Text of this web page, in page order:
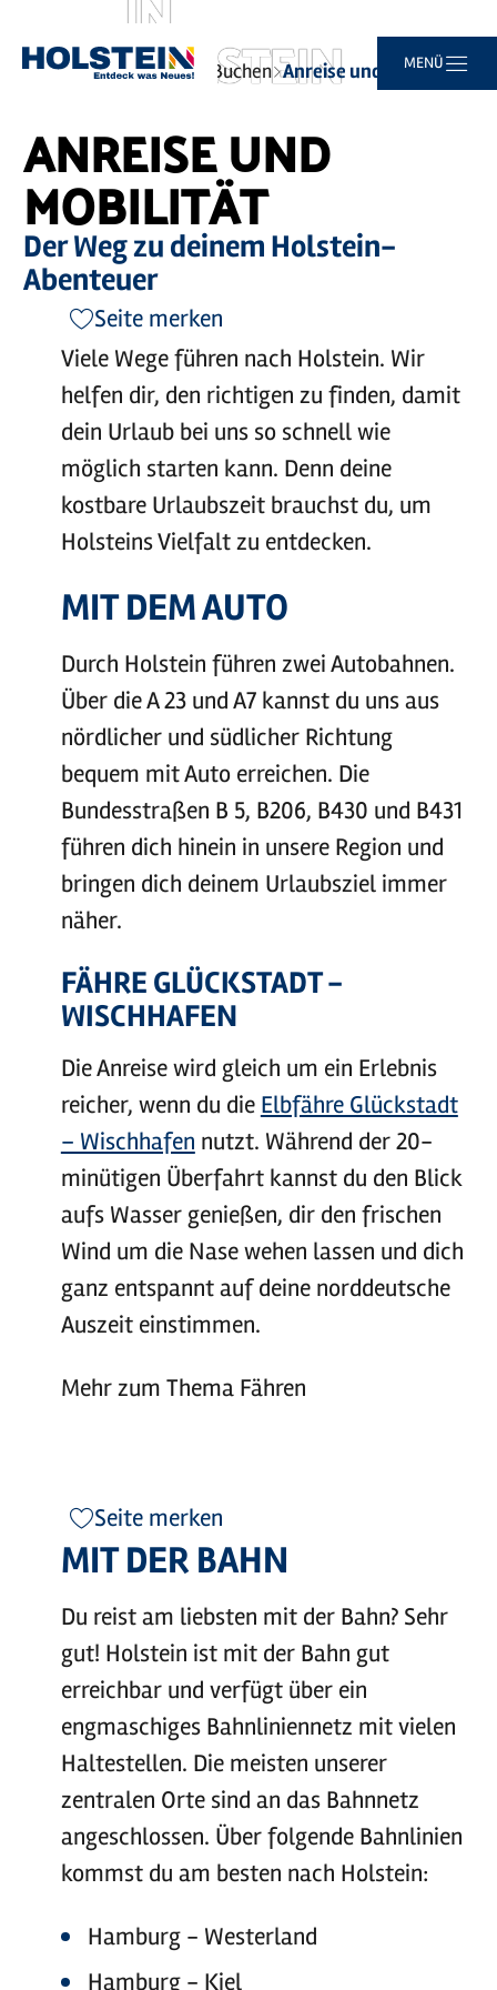
Zum
Hauptinhalt
Zur
Suche
Zur
Navigation
Zum
Footer
MENÜ
HOLSTEIN
Sie
Startseite Planen und Buchen Anreise und Mobilität
ANREISE UND
MOBILITÄT
Der Weg zu deinem Holstein-
Abenteuer
Seite merken
Viele Wege führen nach Holstein. Wir
helfen dir, den richtigen zu finden, damit
dein Urlaub bei uns so schnell wie
möglich starten kann. Denn deine
kostbare Urlaubszeit brauchst du, um
Holsteins Vielfalt zu entdecken.
MIT DEM AUTO
Durch Holstein führen zwei Autobahnen.
Über die A 23 und A7 kannst du uns aus
nördlicher und südlicher Richtung
bequem mit Auto erreichen. Die
Bundesstraßen B 5, B206, B430 und B431
führen dich hinein in unsere Region und
bringen dich deinem Urlaubsziel immer
näher.
FÄHRE GLÜCKSTADT -
WISCHHAFEN
Die Anreise wird gleich um ein Erlebnis
reicher, wenn du die Elbfähre Glückstadt
– Wischhafen nutzt. Während der 20-
minütigen Überfahrt kannst du den Blick
aufs Wasser genießen, dir den frischen
Wind um die Nase wehen lassen und dich
ganz entspannt auf deine norddeutsche
Auszeit einstimmen.
Mehr zum Thema Fähren
Seite merken
MIT DER BAHN
Du reist am liebsten mit der Bahn? Sehr
gut! Holstein ist mit der Bahn gut
erreichbar und verfügt über ein
engmaschiges Bahnliniennetz mit vielen
Haltestellen. Die meisten unserer
zentralen Orte sind an das Bahnnetz
angeschlossen. Über folgende Bahnlinien
kommst du am besten nach Holstein:
Hamburg - Westerland
Hamburg - Kiel